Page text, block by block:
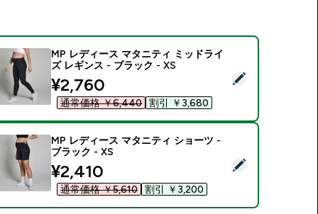
の商品を選択 - MP レディース マタニティ ミッドライズ レ
MP レディース マタニティ ミッドライ
ズ レギンス - ブラック - XS
discounted price
¥2,760‎
通常価格 ￥6,440‎ 割引 ￥3,680‎
の商品を選択 - MP レディース マタニティ ショーツ - ブラッ
MP レディース マタニティ ショーツ -
ブラック - XS
discounted price
¥2,410‎
通常価格 ￥5,610‎ 割引 ￥3,200‎